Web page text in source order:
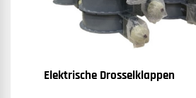
Elektrische Drosselklappen